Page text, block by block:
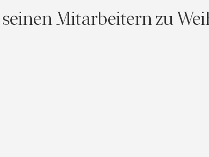
Mitarbeitern zu